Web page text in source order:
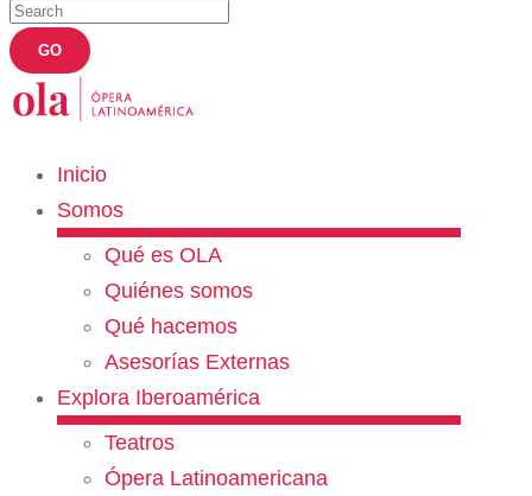
Inicio
Somos
Qué es OLA
Quiénes somos
Qué hacemos
Asesorías Externas
Explora Iberoamérica
Teatros
Ópera Latinoamericana